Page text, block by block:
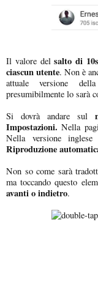
Il valore delsalto di
ciascun utente. Non è
attuale versione della
presumibilmente lo sarà
Si dovrà andare sul
Impostazioni.Nella
Nella versione
Riproduzione
Non so come sarà
ma toccando questo
avanti o indietro.